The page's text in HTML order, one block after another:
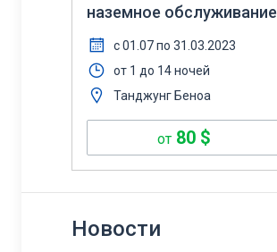
наземное обслуживание
с 01.07 по 31.03.2023
от 1 до 14 ночей
Танджунг Беноа
от 80 $
Новости